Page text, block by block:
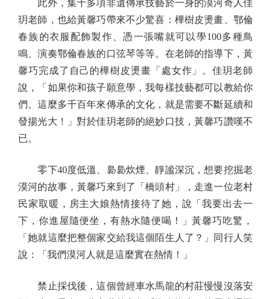
此外，集十多項非遺傳承技藝於一身的漠河奇人佳
玥老師，也給黃馨巧帶來不少驚喜：樺樹皮燙畫、鄂倫
春族的衣服配飾製作、憑一張嘴就可以學100多種鳥
鳴、演奏鄂倫春族的口弦琴等等。在老師的指導下，黃
馨巧完成了自己的樺樹皮燙畫「處女作」。佳玥老師
說，「如果你和孩子願意學，我每樣技藝都可以教給你
們。這麼多千百年來傳承的文化，就是需要不斷延續和
發揚光大！」對於佳玥老師的絕妙口技，黃馨巧讚嘆不
已。
零下40度低溫、裊裊炊煙、靜謐深沉，想要挖掘老
漠河的故事，黃馨巧來到了「橋頭村」，走進一位老村
民家取暖，房主大娘熱情接待了她，說「我要出去一
下，你進屋隨便坐，有熱水隨便喝！」黃馨巧吃驚，
「她就這麼把整個家交給我這個陌生人了？」同行人笑
說：「我們漠河人就是這麼實在熱情！」
禁止採伐後，這個曾經車水馬龍的村莊慢慢沒落安